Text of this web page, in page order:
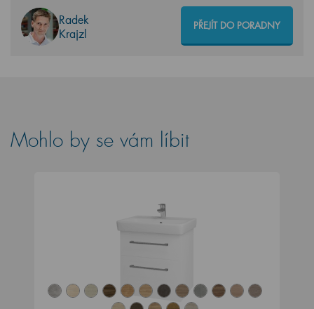
Radek
Krajzl
PŘEJÍT DO PORADNY
Mohlo by se vám líbit